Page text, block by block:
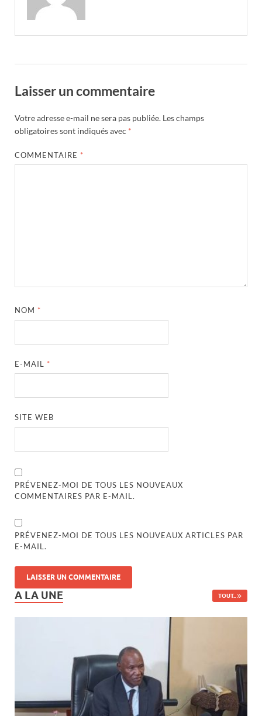
Laisser un commentaire
Votre adresse e-mail ne sera pas publiée. Les champs
obligatoires sont indiqués avec *
COMMENTAIRE *
NOM *
E-MAIL *
SITE WEB
PRÉVENEZ-MOI DE TOUS LES NOUVEAUX
COMMENTAIRES PAR E-MAIL.
PRÉVENEZ-MOI DE TOUS LES NOUVEAUX ARTICLES PAR
E-MAIL.
A LA UNE TOUT..